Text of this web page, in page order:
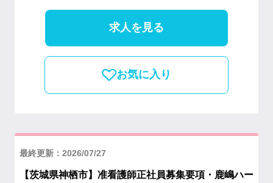
求人を見る
お気に入り
最終更新：2026/07/27
【茨城県神栖市】准看護師正社員募集要項・鹿嶋ハー